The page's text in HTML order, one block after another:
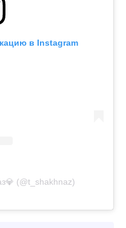
в Instagram
(@t_shakhnaz)